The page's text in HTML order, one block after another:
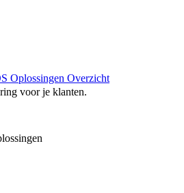
Oplossingen Overzicht
voor je klanten.